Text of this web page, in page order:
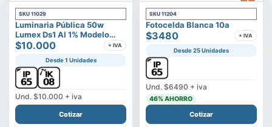
SKU 11029
Luminaria Pública 50w
Lumex Ds1 Al 1% Modelo
Vega
$10.000 + IVA
Desde 1 Unidades
Und. $10.000 + iva
Cotizar
SKU 11204
Fotocelda Blanca 10a
$3480 + IVA
Desde 25 Unidades
Und. $6490 + iva
46% AHORRO
Cotizar